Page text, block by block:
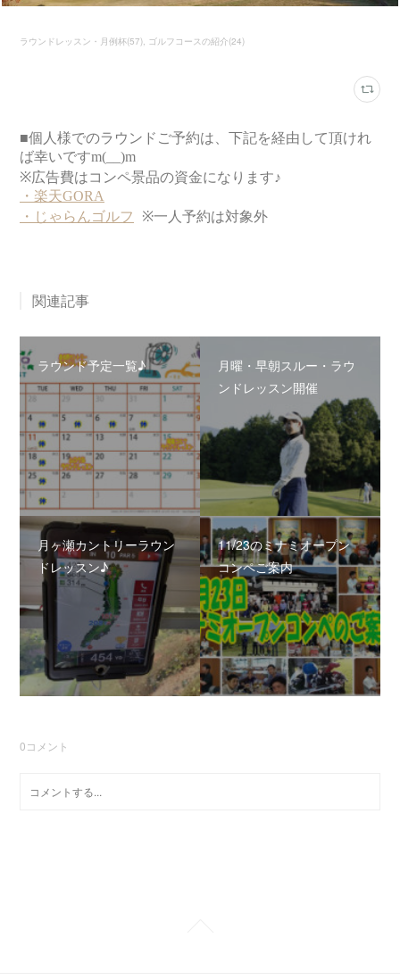
ラウンドレッスン・月例杯(57) ゴルフコースの紹介(24)
関連記事
ラウンド予定一覧♪
月曜・早朝スルー・ラウ
ンドレッスン開催
月ヶ瀬カントリーラウン
ドレッスン♪
11/23のミナミオープン
コンペご案内
0コメント